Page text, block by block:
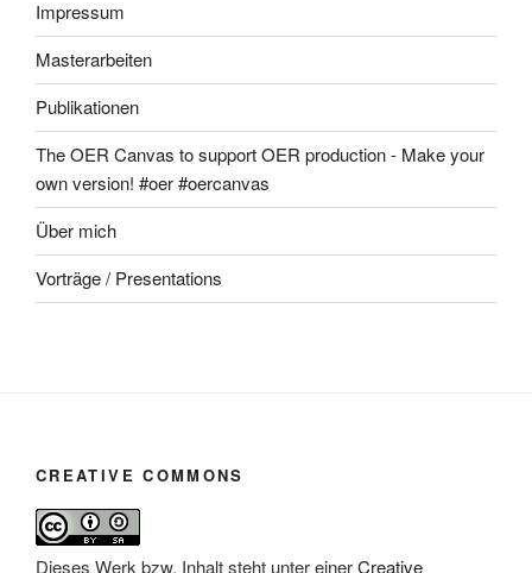
Impressum
Masterarbeiten
Publikationen
The OER Canvas to support OER production - Make your
own version! #oer #oercanvas
Über mich
Vorträge / Presentations
CREATIVE COMMONS
Dieses Werk bzw. Inhalt steht unter einerCreative